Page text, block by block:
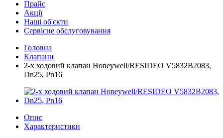
Прайс
Акції
Наші об'єкти
Сервісне обслуговування
Головна
Клапани
2-х ходовий клапан Honeywell/RESIDEO V5832B2083,
Dn25, Pn16
Опис
Характеристики